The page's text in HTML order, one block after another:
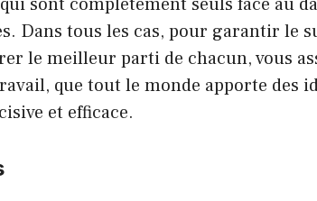
Dans tous les cas, pour garantir le
le meilleur parti de chacun, vous
que tout le monde apporte des
et efficace.